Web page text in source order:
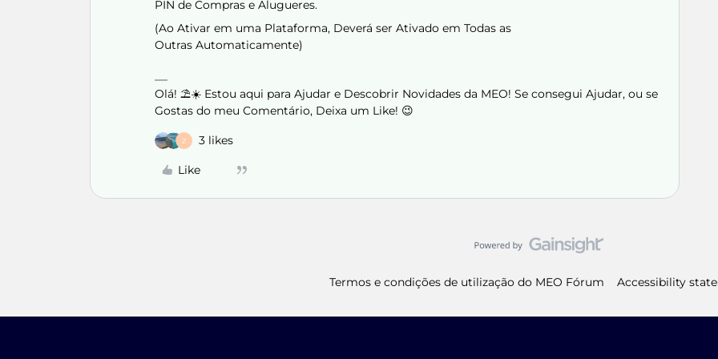
PIN de Compras e Alugueres.
(Ao Ativar em uma Plataforma, Deverá ser Ativado em Todas as
Outras Automaticamente)
Olá! ⛱️☀️ Estou aqui para Ajudar e Descobrir Novidades da MEO! Se consegui Ajudar, ou se
Gostas do meu Comentário, Deixa um Like! 😉
Z 3 likes
Like
Termos e condições de utilização do MEO Fórum Accessibility